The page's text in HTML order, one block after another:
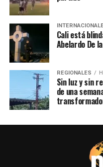
Cali está
Abelardo De
REGIONALES
Sin luz y sin
de una